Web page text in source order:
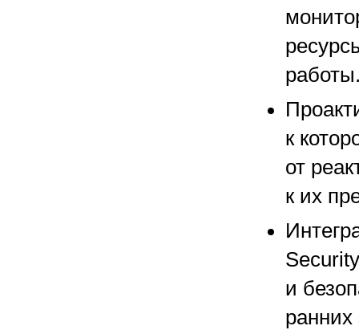
к
от
к их
и
ранних